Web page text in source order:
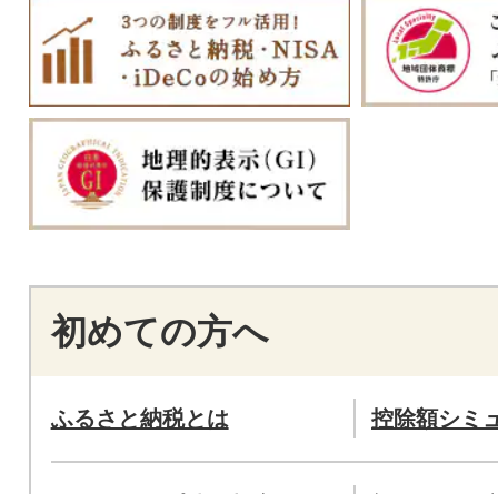
初めての方へ
ふるさと納税とは 控除額シミ